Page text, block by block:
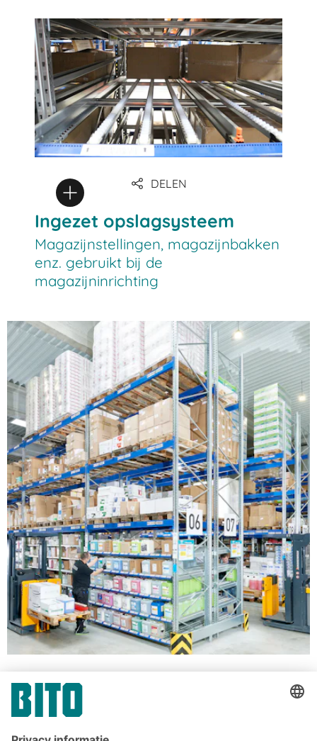
extra stellingen te installeren.”
DELEN
Ingezet opslagsysteem
Magazijnstellingen, magazijnbakken
enz. gebruikt bij de
magazijninrichting
Oplossingen voor eenheidsladingen